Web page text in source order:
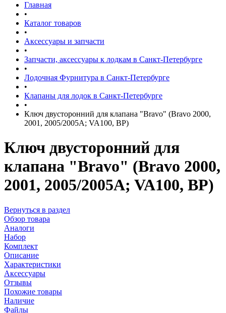
Главная
•
Каталог товаров
•
Аксессуары и запчасти
•
Запчасти, аксессуары к лодкам в Санкт-Петербурге
•
Лодочная Фурнитура в Санкт-Петербурге
•
Клапаны для лодок в Санкт-Петербурге
•
Ключ двусторонний для клапана "Bravo" (Bravo 2000,
2001, 2005/2005A; VA100, BP)
Ключ двусторонний для
клапана "Bravo" (Bravo 2000,
2001, 2005/2005A; VA100, BP)
Вернуться в раздел
Обзор товара
Аналоги
Набор
Комплект
Описание
Характеристики
Аксессуары
Отзывы
Похожие товары
Наличие
Файлы